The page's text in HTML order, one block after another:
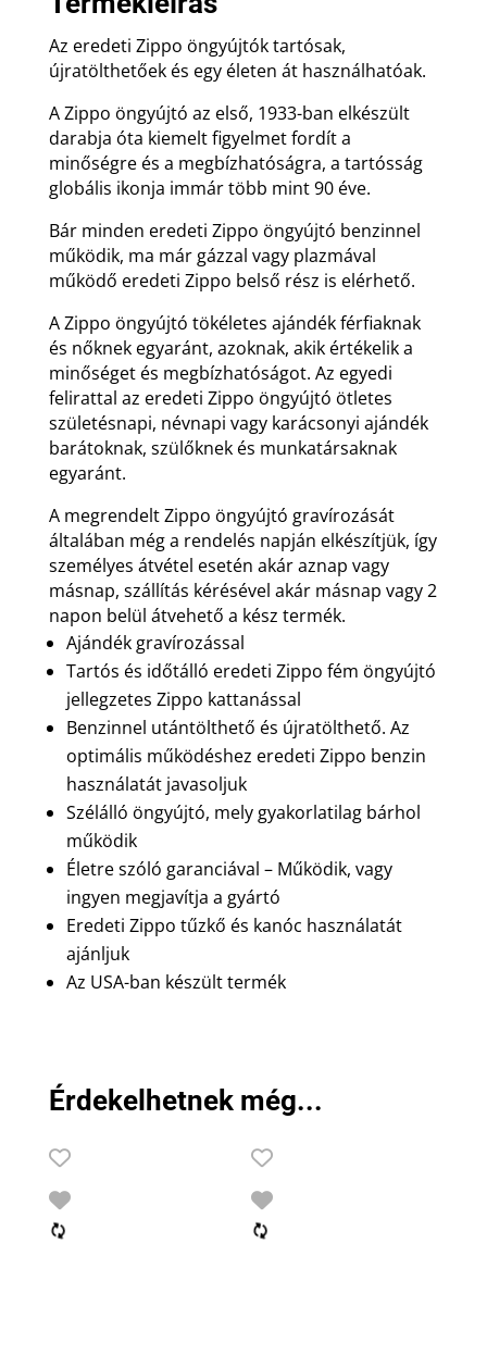
Az eredeti Zippo öngyújtók tartósak,
újratölthetőek és egy életen át használhatóak.
A Zippo öngyújtó az első, 1933-ban elkészült
darabja óta kiemelt figyelmet fordít a
minőségre és a megbízhatóságra, a tartósság
globális ikonja immár több mint 90 éve.
Bár minden eredeti Zippo öngyújtó benzinnel
működik, ma már gázzal vagy plazmával
működő eredeti Zippo belső rész is elérhető.
A Zippo öngyújtó tökéletes ajándék férfiaknak
és nőknek egyaránt, azoknak, akik értékelik a
minőséget és megbízhatóságot. Az egyedi
felirattal az eredeti Zippo öngyújtó ötletes
születésnapi, névnapi vagy karácsonyi ajándék
barátoknak, szülőknek és munkatársaknak
egyaránt.
A megrendelt Zippo öngyújtó gravírozását
általában még a rendelés napján elkészítjük, így
személyes átvétel esetén akár aznap vagy
másnap, szállítás kérésével akár másnap vagy 2
napon belül átvehető a kész termék.
Ajándék gravírozással
Tartós és időtálló eredeti Zippo fém öngyújtó
jellegzetes Zippo kattanással
Benzinnel utántölthető és újratölthető. Az
optimális működéshez eredeti Zippo benzin
használatát javasoljuk
Szélálló öngyújtó, mely gyakorlatilag bárhol
működik
Életre szóló garanciával – Működik, vagy
ingyen megjavítja a gyártó
Eredeti Zippo tűzkő és kanóc használatát
ajánljuk
Az USA-ban készült termék
Érdekelhetnek még...